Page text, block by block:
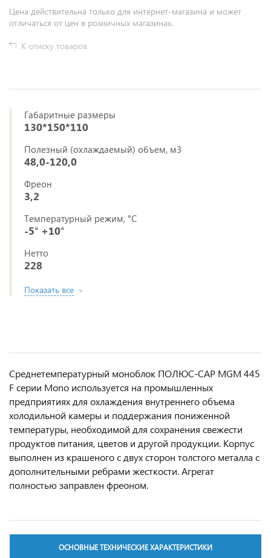
Цена действительна только для интернет-магазина и может
отличаться от цен в розничных магазинах.
К списку товаров
Габаритные размеры
130*150*110
Полезный (охлаждаемый) объем, м3
48,0-120,0
Фреон
3,2
Температурный режим, °C
-5° +10°
Нетто
228
Показать все
Среднетемпературный моноблок ПОЛЮС-САР MGM 445
F серии Mono используется на промышленных
предприятиях для охлаждения внутреннего объема
холодильной камеры и поддержания пониженной
температуры, необходимой для сохранения свежести
продуктов питания, цветов и другой продукции. Корпус
выполнен из крашеного с двух сторон толстого металла с
дополнительными ребрами жесткости. Агрегат
полностью заправлен фреоном.
ОСНОВНЫЕ ТЕХНИЧЕСКИЕ ХАРАКТЕРИСТИКИ